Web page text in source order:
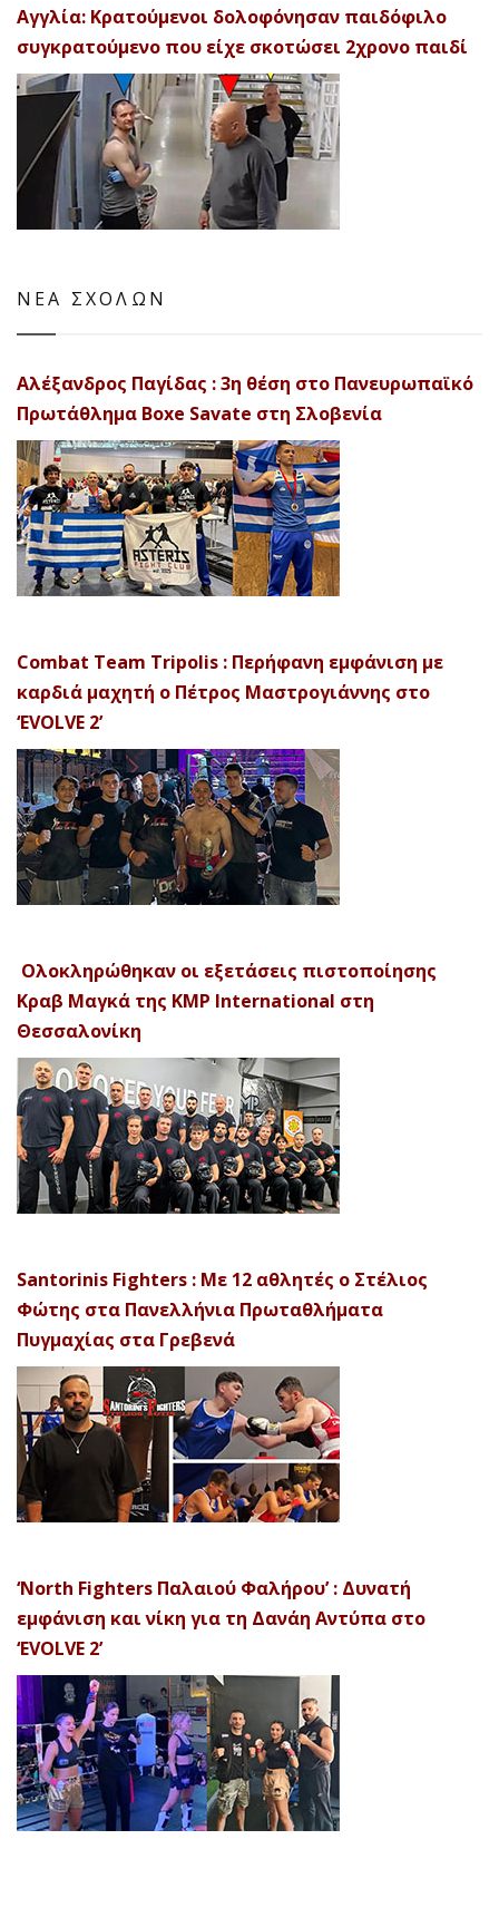
Αγγλία: Κρατούμενοι δολοφόνησαν παιδόφιλο
συγκρατούμενο που είχε σκοτώσει 2χρονο παιδί
ΝΕΑ ΣΧΟΛΩΝ
Αλέξανδρος Παγίδας : 3η θέση στο Πανευρωπαϊκό
Πρωτάθλημα Boxe Savate στη Σλοβενία
Combat Team Tripolis : Περήφανη εμφάνιση με
καρδιά μαχητή ο Πέτρος Μαστρογιάννης στο
‘EVOLVE 2’
Ολοκληρώθηκαν οι εξετάσεις πιστοποίησης
Κραβ Μαγκά της KMP International στη
Θεσσαλονίκη
Santorinis Fighters : Με 12 αθλητές ο Στέλιος
Φώτης στα Πανελλήνια Πρωταθλήματα
Πυγμαχίας στα Γρεβενά
‘North Fighters Παλαιού Φαλήρου’ : Δυνατή
εμφάνιση και νίκη για τη Δανάη Αντύπα στο
‘EVOLVE 2’